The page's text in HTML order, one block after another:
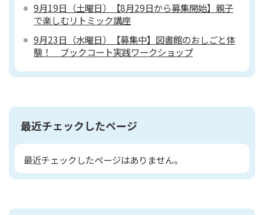
9月19日（土曜日）【8月29日から募集開始】親子
で楽しむリトミック講座
9月23日（水曜日）【募集中】図書館のおしごと体
験！ ブックコート実践ワークショップ
最近チェックしたページ
最近チェックしたページはありません。